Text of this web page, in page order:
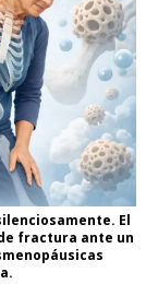
El
fractura ante un